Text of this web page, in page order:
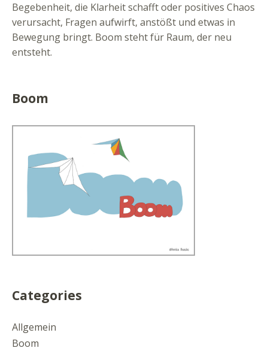
Begebenheit, die Klarheit schafft oder positives Chaos
verursacht, Fragen aufwirft, anstößt und etwas in
Bewegung bringt. Boom steht für Raum, der neu
entsteht.
Boom
Categories
Allgemein
Boom